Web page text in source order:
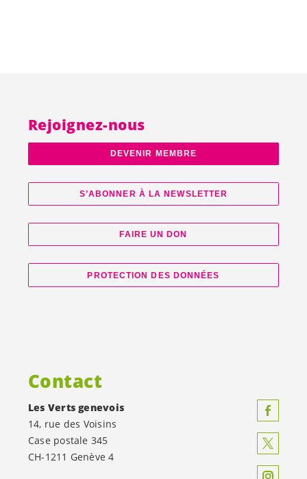
Rejoignez-nous
DEVENIR MEMBRE
S’ABONNER À LA NEWSLETTER
FAIRE UN DON
PROTECTION DES DONNÉES
Contact
Les Verts genevois
14, rue des Voisins
Case postale 345
CH-1211 Genève 4